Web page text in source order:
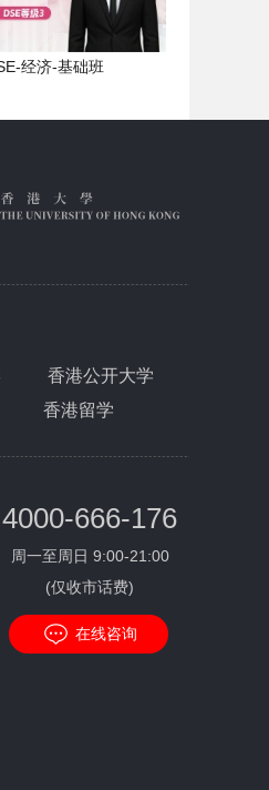
DSE-经济冲刺班-真题解
析2023年
声波
经济-基础班
香港公开大学
香港留学
4000-666-176
周一至周日 9:00-21:00
(仅收市话费)
在线咨询